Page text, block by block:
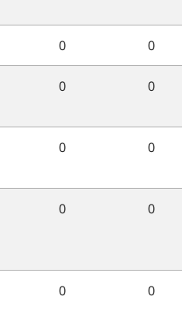
0 0
0 0
0 0
0 0
0 0